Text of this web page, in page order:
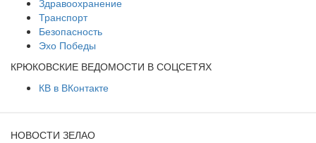
Здравоохранение
Транспорт
Безопасность
Эхо Победы
КРЮКОВСКИЕ ВЕДОМОСТИ В СОЦСЕТЯХ
КВ в ВКонтакте
НОВОСТИ ЗЕЛАО